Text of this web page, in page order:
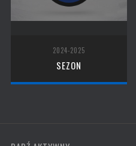
2024-2025
SEZON